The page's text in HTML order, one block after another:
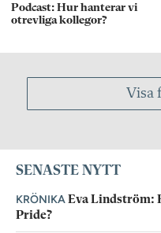
Podcast: Hur hanterar vi
otrevliga kollegor?
Visa
SENASTE NYTT
KRÖNIKA Eva Lindström:
Pride?